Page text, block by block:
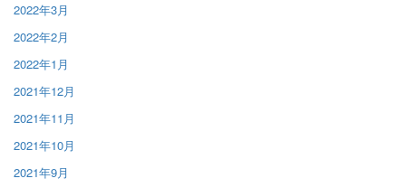
2022年3月
2022年2月
2022年1月
2021年12月
2021年11月
2021年10月
2021年9月